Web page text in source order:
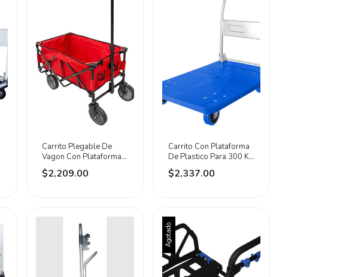
Carrito Plegable De
Vagon Con Plataforma
Para 80 Kg Dogotuls
Rojo
$2,209.00
Carrito Con Plataforma
De Plastico Para 300 Kg
Dogotuls Azul
$2,337.00
Agotado